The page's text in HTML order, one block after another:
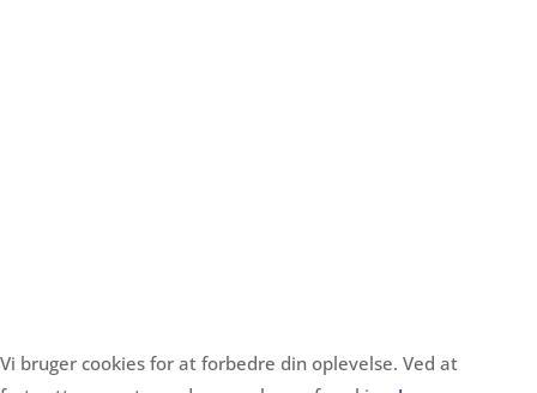
Vi bruger cookies for at forbedre din oplevelse. Ved at